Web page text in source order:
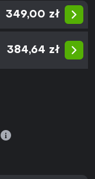
349,00 zł
384,64 zł